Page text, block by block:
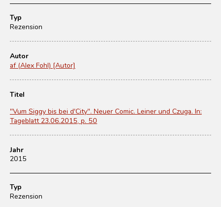
Typ
Rezension
Autor
af (Alex Fohl) [Autor]
Titel
"Vum Siggy bis bei d'City". Neuer Comic. Leiner und Czuga. In:
Tageblatt 23.06.2015, p. 50
Jahr
2015
Typ
Rezension